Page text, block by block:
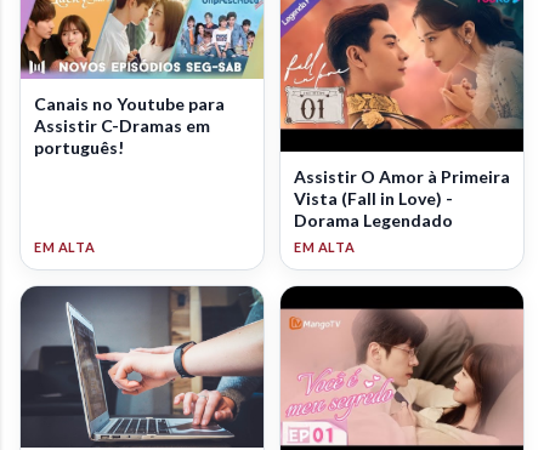
Canais no Youtube para
Assistir C-Dramas em
português!
Assistir O Amor à Primeira
Vista (Fall in Love) -
Dorama Legendado